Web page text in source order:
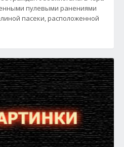
пулевыми ранениями
пасеки, расположенной